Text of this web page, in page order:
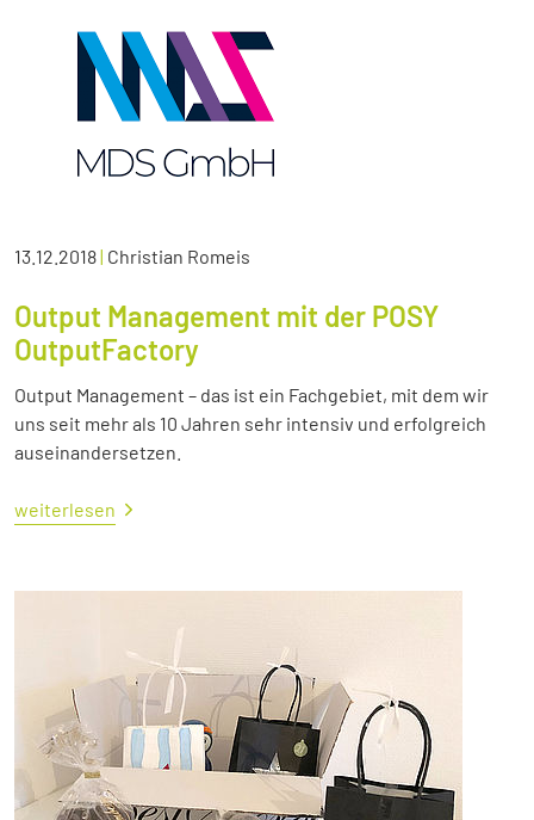
13.12.2018| Christian Romeis
Output Management mit der POSY
OutputFactory
Output Management – das ist ein Fachgebiet, mit dem wir
uns seit mehr als 10 Jahren sehr intensiv und erfolgreich
auseinandersetzen.
weiterlesen